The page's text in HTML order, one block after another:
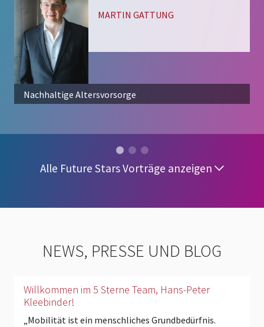
Alle Future Stars Vorträge anzeigen
NEWS, PRESSE UND BLOG
Willkommen im 5 Sterne Team, Hans-Peter
Kleebinder!
„Mobilität ist ein menschliches Grundbedürfnis.